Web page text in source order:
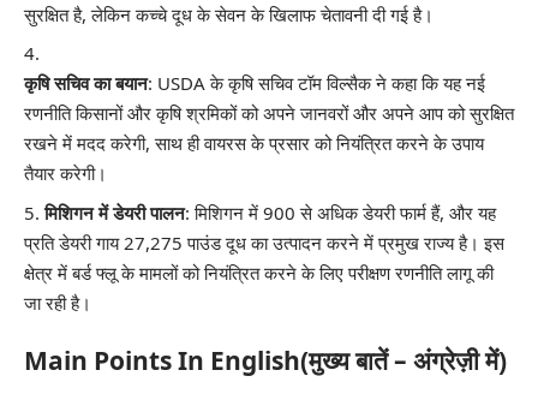
सुरक्षित है, लेकिन कच्चे दूध के सेवन के खिलाफ चेतावनी दी गई है।
कृषि सचिव का बयान: USDA के कृषि सचिव टॉम विल्सैक ने कहा कि यह नई
रणनीति किसानों और कृषि श्रमिकों को अपने जानवरों और अपने आप को सुरक्षित
रखने में मदद करेगी, साथ ही वायरस के प्रसार को नियंत्रित करने के उपाय
तैयार करेगी।
मिशिगन में डेयरी पालन: मिशिगन में 900 से अधिक डेयरी फार्म हैं, और यह
प्रति डेयरी गाय 27,275 पाउंड दूध का उत्पादन करने में प्रमुख राज्य है। इस
क्षेत्र में बर्ड फ्लू के मामलों को नियंत्रित करने के लिए परीक्षण रणनीति लागू की
जा रही है।
Main Points In English(मुख्य बातें – अंग्रेज़ी में)